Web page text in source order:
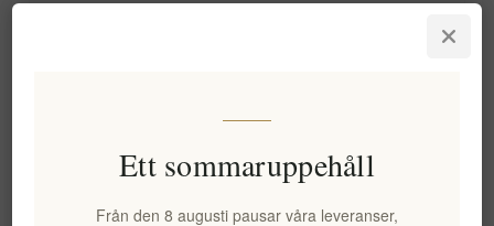
på vår webbplats registreras du automatiskt. Du
beställning och njuta av exklusiva överraskningar
Ett sommaruppehåll
Från den 8 augusti pausar våra leveranser,